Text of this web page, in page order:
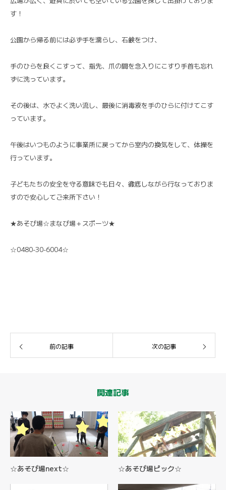
す！
公園から帰る前には必ず手を濡らし、石鹸をつけ、
手のひらを良くこすって、指先、爪の間を念入りにこすり手首も忘れ
ずに洗っています。
その後は、水でよく洗い流し、最後に消毒液を手のひらに付けてこす
っています。
午後はいつものように事業所に戻ってから室内の換気をして、体操を
行っています。
子どもたちの安全を守る意味でも日々、徹底しながら行なっておりま
すので安心してご来所下さい！
★あそび場☆まなび場＋スポーツ★
☆0480-30-6004☆
前の記事 次の記事
関連記事
☆あそび場next☆ ☆あそび場ピック☆